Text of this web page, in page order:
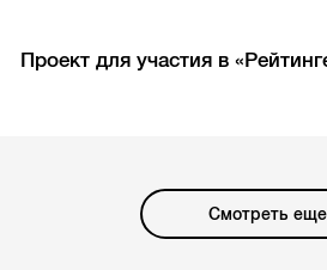
Проект для участия в
Смотреть еще